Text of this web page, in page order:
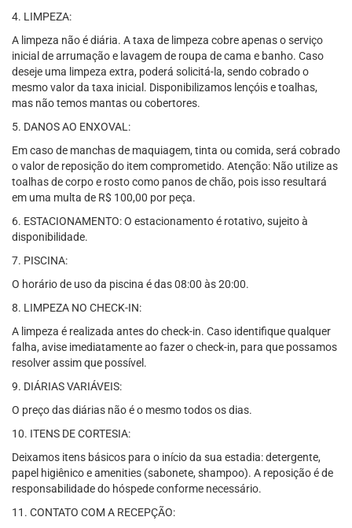
4. LIMPEZA:
A limpeza não é diária. A taxa de limpeza cobre apenas o serviço
inicial de arrumação e lavagem de roupa de cama e banho. Caso
deseje uma limpeza extra, poderá solicitá-la, sendo cobrado o
mesmo valor da taxa inicial. Disponibilizamos lençóis e toalhas,
mas não temos mantas ou cobertores.
5. DANOS AO ENXOVAL:
Em caso de manchas de maquiagem, tinta ou comida, será cobrado
o valor de reposição do item comprometido. Atenção: Não utilize as
toalhas de corpo e rosto como panos de chão, pois isso resultará
em uma multa de R$ 100,00 por peça.
6. ESTACIONAMENTO: O estacionamento é rotativo, sujeito à
disponibilidade.
7. PISCINA:
O horário de uso da piscina é das 08:00 às 20:00.
8. LIMPEZA NO CHECK-IN:
A limpeza é realizada antes do check-in. Caso identifique qualquer
falha, avise imediatamente ao fazer o check-in, para que possamos
resolver assim que possível.
9. DIÁRIAS VARIÁVEIS:
O preço das diárias não é o mesmo todos os dias.
10. ITENS DE CORTESIA:
Deixamos itens básicos para o início da sua estadia: detergente,
papel higiênico e amenities (sabonete, shampoo). A reposição é de
responsabilidade do hóspede conforme necessário.
11. CONTATO COM A RECEPÇÃO: